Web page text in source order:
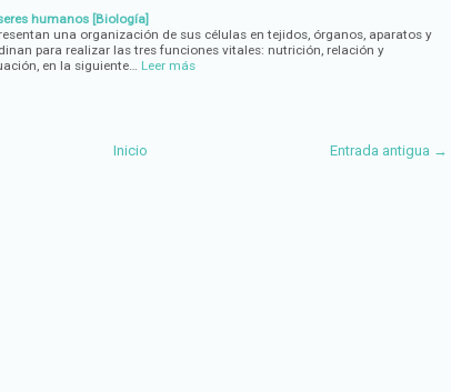
humanos [Biología]
una organización de sus células en tejidos, órganos, aparatos y
para realizar las tres funciones vitales: nutrición, relación y
en la siguiente…
Leer más
Entrada antigua →
Inicio